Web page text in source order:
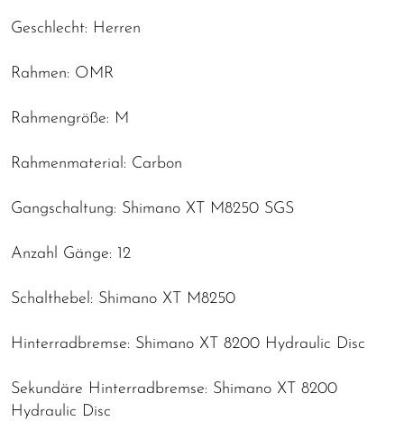
Geschlecht: Herren
Rahmen: OMR
Rahmengröße: M
Rahmenmaterial: Carbon
Gangschaltung: Shimano XT M8250 SGS
Anzahl Gänge: 12
Schalthebel: Shimano XT M8250
Hinterradbremse: Shimano XT 8200 Hydraulic Disc
Sekundäre Hinterradbremse: Shimano XT 8200
Hydraulic Disc